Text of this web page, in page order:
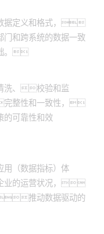
据定义和格式，
和跨系统的数据一致
。
洗、校验和监
整性和一致性，
可靠性和效
（数据指标）体
业的运营状况，
推动数据驱动的